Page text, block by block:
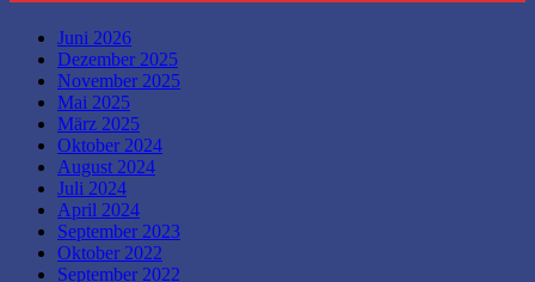
Juni 2026
Dezember 2025
November 2025
Mai 2025
März 2025
Oktober 2024
August 2024
Juli 2024
April 2024
September 2023
Oktober 2022
September 2022